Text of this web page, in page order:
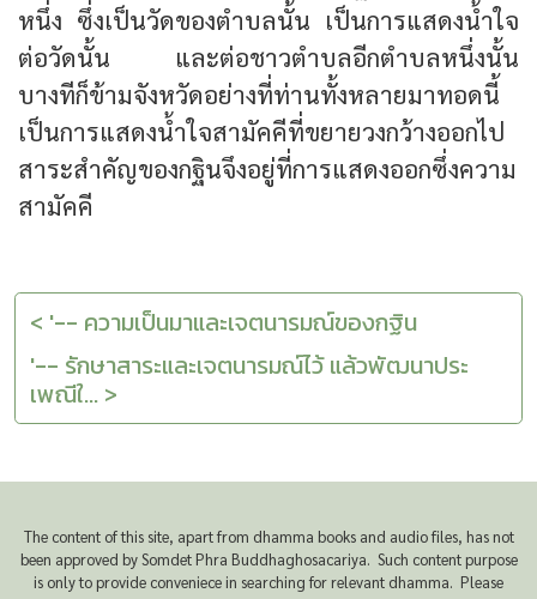
หนึ่ง ซึ่งเป็นวัดของตำบลนั้น เป็นการแสดงน้ำใจ
ต่อวัดนั้น และต่อชาวตำบลอีกตำบลหนึ่งนั้น
บางทีก็ข้ามจังหวัดอย่างที่ท่านทั้งหลายมาทอดนี้
เป็นการแสดงน้ำใจสามัคคีที่ขยายวงกว้างออกไป
สาระสำคัญของกฐินจึงอยู่ที่การแสดงออกซึ่งความ
สามัคคี
< '-- ความเป็นมาและเจตนารมณ์ของกฐิน
'-- รักษาสาระและเจตนารมณ์ไว้ แล้วพัฒนาประ
เพณีใ... >
The content of this site, apart from dhamma books and audio files, has not
been approved by Somdet Phra Buddhaghosacariya. Such content purpose
is only to provide conveniece in searching for relevant dhamma. Please